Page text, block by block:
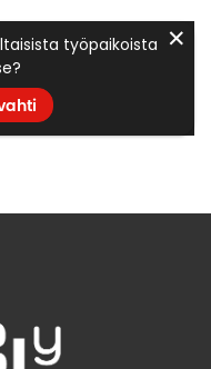
työpaikoista ✕